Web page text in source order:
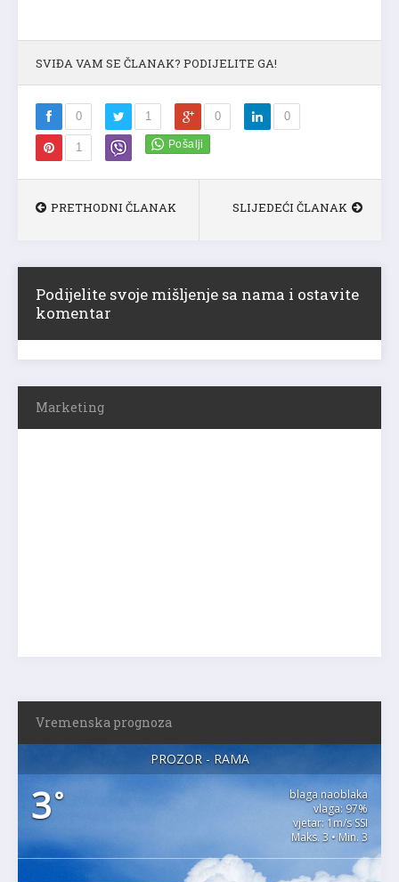
SVIĐA VAM SE ČLANAK? PODIJELITE GA!
0 1 0 0
1
PRETHODNI ČLANAK SLIJEDEĆI ČLANAK
Podijelite svoje mišljenje sa nama i ostavite
komentar
Marketing
Vremenska prognoza
PROZOR - RAMA
3°
blaga naoblaka
vlaga: 97%
vjetar: 1m/s SSI
Maks. 3 • Min. 3